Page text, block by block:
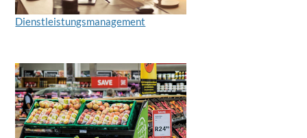
Dienstleistungsmanagement